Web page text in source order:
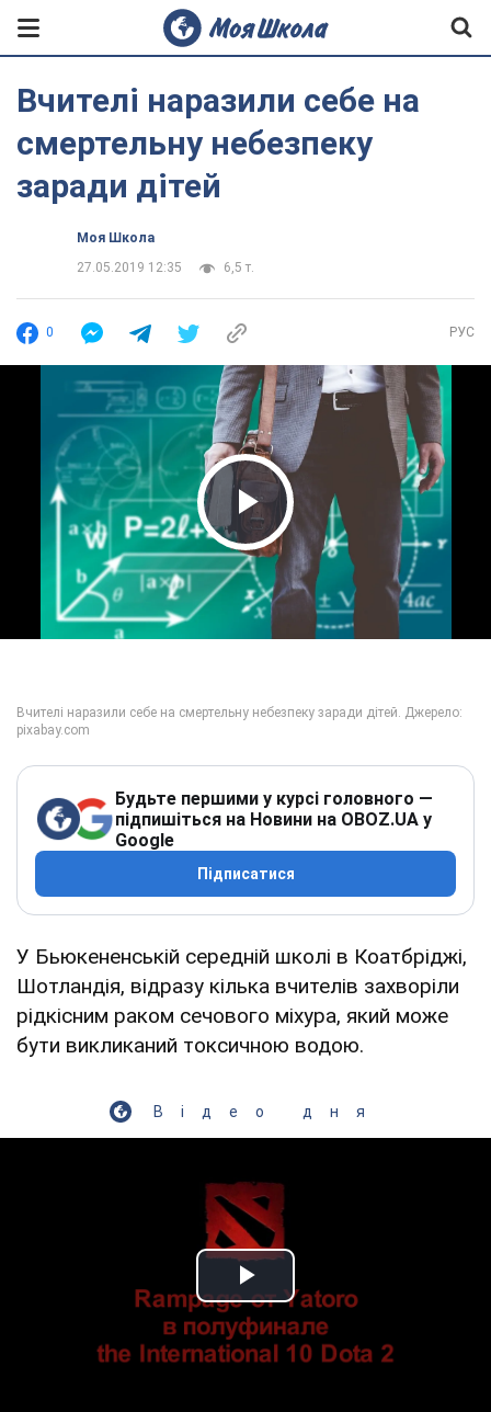
Вчителі наразили себе на
смертельну небезпеку
заради дітей
Моя Школа
27.05.2019 12:35
6,5 т.
0 РУС
Play Video
Будьте першими у курсі головного —
підпишіться на Новини на OBOZ.UA у
Google
Підписатися
У Бьюкененській середній школі в Коатбріджі,
Шотландія, відразу кілька вчителів захворіли
рідкісним раком сечового міхура, який може
бути викликаний токсичною водою.
Відео дня
Play Video